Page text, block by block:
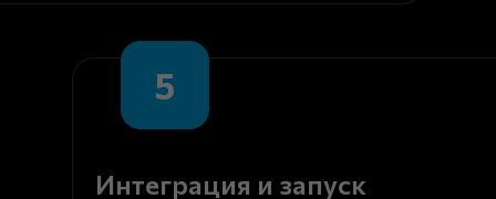
5
Интеграция и запуск